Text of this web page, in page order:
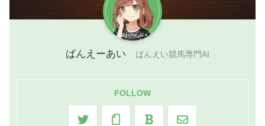
ばんえーあい ばんえい競馬専門AI
FOLLOW